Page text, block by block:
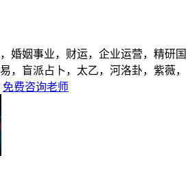
婚姻事业，财运，企业运营，精研国
，盲派占卜，太乙，河洛卦，紫薇，
免费咨询老师